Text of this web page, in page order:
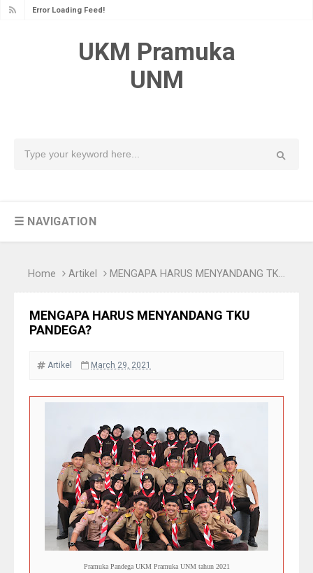
Error Loading Feed!
UKM Pramuka
UNM
☰ NAVIGATION
Home Artikel MENGAPA HARUS MENYANDANG TKU PANDEGA?
MENGAPA HARUS MENYANDANG TKU
PANDEGA?
Artikel March 29, 2021
Pramuka Pandega UKM Pramuka UNM tahun 2021